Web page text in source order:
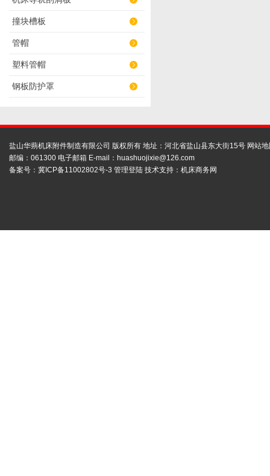
撞块槽板
管帽
塑料管帽
钢板防护罩
盐山华蒴机床附件制造有限公司 版权所有 地址：河北省盐山县东大街15号 网站
邮编：061300 电子邮箱 E-mail： huashuojixie@126.com
备案号： 冀ICP备11002802号-3 管理登陆 技术支持： 机床商务网